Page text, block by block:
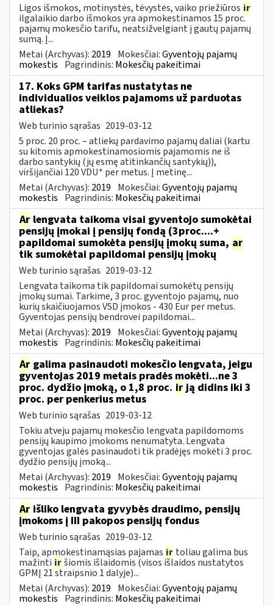
Ligos išmokos, motinystės, tėvystės, vaiko priežiūros ir
ilgalaikio darbo išmokos yra apmokestinamos 15 proc.
pajamų mokesčio tarifu, neatsižvelgiant į gautų pajamų
sumą. Į...
Metai (Archyvas): 2019 Mokesčiai:Gyventojų pajamų
mokestis Pagrindinis: Mokesčių pakeitimai
17. Koks GPM tarifas nustatytas ne
individualios veiklos pajamoms už parduotas
atliekas?
Web turinio sąrašas 2019-03-12
5 proc. 20 proc. – atliekų pardavimo pajamų daliai (kartu
su kitomis apmokestinamosiomis pajamomis ne iš
darbo santykių (jų esmę atitinkančių santykių)),
viršijančiai 120 VDU* per metus. Į metinę...
Metai (Archyvas): 2019 Mokesčiai:Gyventojų pajamų
mokestis Pagrindinis: Mokesčių pakeitimai
Ar lengvata taikoma visai gyventojo sumokėtai
pensijų įmokai į pensijų fondą (3proc....+
papildomai sumokėta pensijų įmokų suma, ar
tik sumokėtai papildomai pensijų įmokų
Web turinio sąrašas 2019-03-12
Lengvata taikoma tik papildomai sumokėtų pensijų
įmokų sumai. Tarkime, 3 proc. gyventojo pajamų, nuo
kurių skaičiuojamos VSD įmokos - 430 Eur per metus.
Gyventojas pensijų bendrovei papildomai...
Metai (Archyvas): 2019 Mokesčiai:Gyventojų pajamų
mokestis Pagrindinis: Mokesčių pakeitimai
Ar galima pasinaudoti mokesčio lengvata, jeigu
gyventojas 2019 metais pradės mokėti...ne 3
proc. dydžio įmoką, o 1,8 proc. irją didins iki 3
proc. per penkerius metus
Web turinio sąrašas 2019-03-12
Tokiu atveju pajamų mokesčio lengvata papildomoms
pensijų kaupimo įmokoms nenumatyta. Lengvata
gyventojas galės pasinaudoti tik pradėjęs mokėti 3 proc.
dydžio pensijų įmoką...
Metai (Archyvas): 2019 Mokesčiai:Gyventojų pajamų
mokestis Pagrindinis: Mokesčių pakeitimai
Ar išliko lengvata gyvybės draudimo, pensijų
įmokoms į III pakopos pensijų fondus
Web turinio sąrašas 2019-03-12
Taip, apmokestinamąsias pajamas ir toliau galima bus
mažinti iršiomis išlaidomis (visos išlaidos nustatytos
GPMĮ 21 straipsnio 1 dalyje)...
Metai (Archyvas): 2019 Mokesčiai:Gyventojų pajamų
mokestis Pagrindinis: Mokesčių pakeitimai